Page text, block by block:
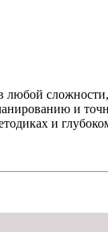
и
и